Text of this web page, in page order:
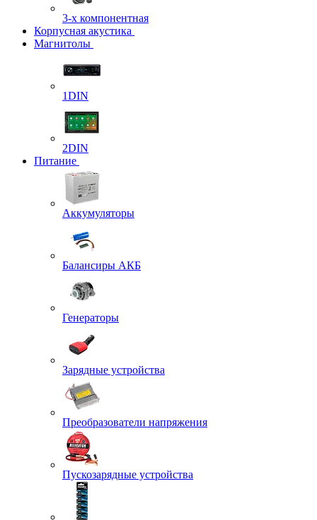
3-х компонентная
Корпусная акустика
Магнитолы
1DIN
2DIN
Питание
Аккумуляторы
Балансиры АКБ
Генераторы
Зарядные устройства
Преобразователи напряжения
Пускозарядные устройства